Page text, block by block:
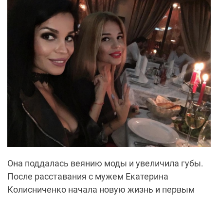
Она поддалась веянию моды и увеличила губы.
После расставания с мужем Екатерина
Колисниченко начала новую жизнь и первым